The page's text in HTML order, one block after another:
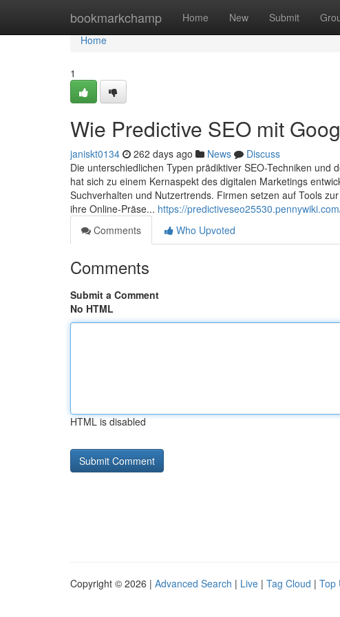
bookmarkchamp Home New Submit
Home
Home
1
Wie Predictive SEO mit
janiskt0134 262 days ago News
Discuss
Die unterschiedlichen Typen prädiktiver SEO-Techniken
hat sich zu einem Kernaspekt des digitalen Marketings
Suchverhalten und Nutzertrends. Firmen setzen auf Tools
ihre Online-Präse... https://
Comments
Who Upvoted
Comments
Submit a Comment
No HTML
HTML is disabled
Copyright © 2026 | Advanced Search | Live | Tag Cloud | Top